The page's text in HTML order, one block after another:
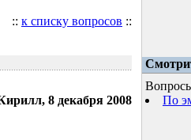
:: к списку вопросов ::
8 декабря 2008
По